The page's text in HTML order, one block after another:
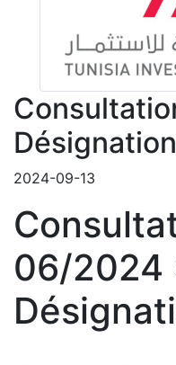
2024-09-13
06/2024